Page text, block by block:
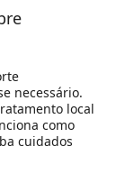
necessário.
local
como
cuidados